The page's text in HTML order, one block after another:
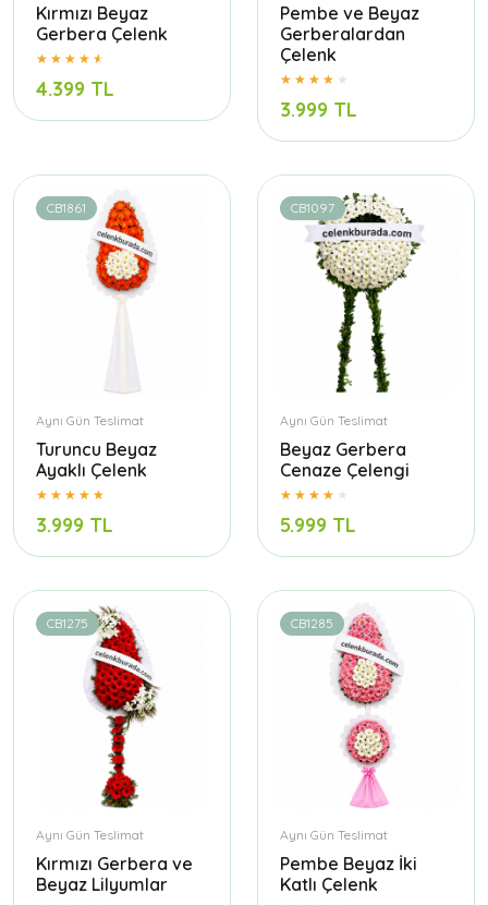
Kırmızı Beyaz
Gerbera Çelenk
4.399 TL
Pembe ve Beyaz
Gerberalardan
Çelenk
3.999 TL
CB1861
Aynı Gün Teslimat
Turuncu Beyaz
Ayaklı Çelenk
3.999 TL
CB1097
Aynı Gün Teslimat
Beyaz Gerbera
Cenaze Çelengi
5.999 TL
CB1275
Aynı Gün Teslimat
Kırmızı Gerbera ve
Beyaz Lilyumlar
CB1285
Aynı Gün Teslimat
Pembe Beyaz İki
Katlı Çelenk